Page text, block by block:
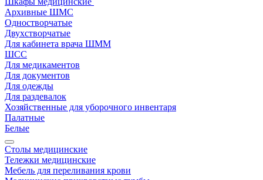
Архивные ШМС
Одностворчатые
Двухстворчатые
Для кабинета врача ШММ
ШСС
Для медикаментов
Для документов
Для одежды
Для раздевалок
Хозяйственные для уборочного инвентаря
Палатные
Белые
Столы медицинские
Тележки медицинские
Мебель для переливания крови